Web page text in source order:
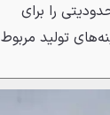
را برای
تولید مربوط